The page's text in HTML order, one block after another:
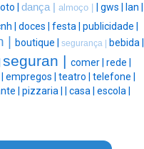
| dança | almoço | | gws | lan |
| doces | festa | publicidade |
| boutique | segurança | bebida |
seguran | comer | rede |
empregos | teatro | telefone |
| pizzaria | | casa | escola |